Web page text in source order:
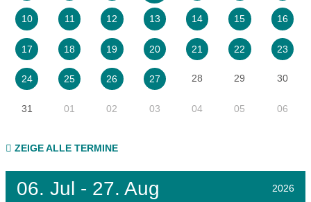
10 11 12 13 14 15 16
17 18 19 20 21 22 23
24 25 26 27 28 29 30
31 01 02 03 04 05 06
ZEIGE ALLE TERMINE
06. Jul - 27. Aug 2026